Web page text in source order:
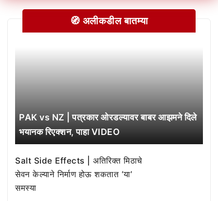
🧭 अलीकडील बातम्या
PAK vs NZ | पत्रकार ओरडल्यावर बाबर आझमने दिले
भयानक रिएक्शन, पाहा VIDEO
Salt Side Effects | अतिरिक्त मिठाचे
सेवन केल्याने निर्माण होऊ शकतात ‘या’
समस्या